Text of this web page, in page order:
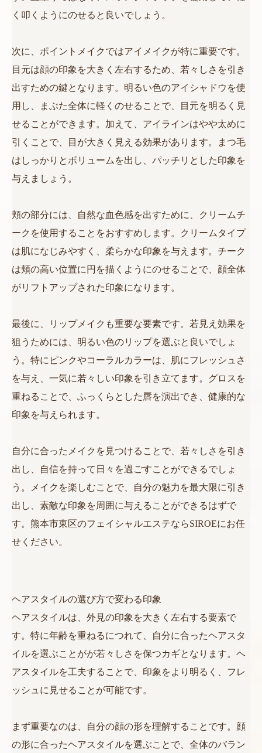
く叩くようにのせると良いでしょう。
次に、ポイントメイクではアイメイクが特に重要です。
目元は顔の印象を大きく左右するため、若々しさを引き
出すための鍵となります。明るい色のアイシャドウを使
用し、まぶた全体に軽くのせることで、目元を明るく見
せることができます。加えて、アイラインはやや太めに
引くことで、目が大きく見える効果があります。まつ毛
はしっかりとボリュームを出し、パッチリとした印象を
与えましょう。
頬の部分には、自然な血色感を出すために、クリームチ
ークを使用することをおすすめします。クリームタイプ
は肌になじみやすく、柔らかな印象を与えます。チーク
は頬の高い位置に円を描くようにのせることで、顔全体
がリフトアップされた印象になります。
最後に、リップメイクも重要な要素です。若見え効果を
狙うためには、明るい色のリップを選ぶと良いでしょ
う。特にピンクやコーラルカラーは、肌にフレッシュさ
を与え、一気に若々しい印象を引き立てます。グロスを
重ねることで、ふっくらとした唇を演出でき、健康的な
印象を与えられます。
自分に合ったメイクを見つけることで、若々しさを引き
出し、自信を持って日々を過ごすことができるでしょ
う。メイクを楽しむことで、自分の魅力を最大限に引き
出し、素敵な印象を周囲に与えることができるはずで
す。熊本市東区のフェイシャルエステならSIROEにお任
せください。
ヘアスタイルの選び方で変わる印象
ヘアスタイルは、外見の印象を大きく左右する要素で
す。特に年齢を重ねるにつれて、自分に合ったヘアスタ
イルを選ぶことがが若々しさを保つカギとなります。ヘ
アスタイルを工夫することで、印象をより明るく、フレ
ッシュに見せることが可能です。
まず重要なのは、自分の顔の形を理解することです。顔
の形に合ったヘアスタイルを選ぶことで、全体のバラン